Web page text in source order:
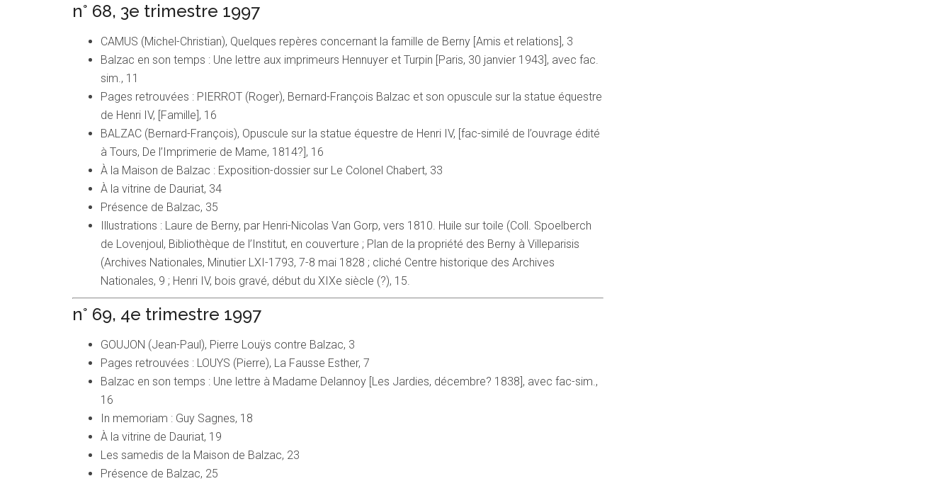
n° 68, 3e trimestre 1997
CAMUS (Michel-Christian), Quelques repères concernant la famille de Berny [Amis et relations], 3
Balzac en son temps : Une lettre aux imprimeurs Hennuyer et Turpin [Paris, 30 janvier 1943], avec fac.
sim., 11
Pages retrouvées : PIERROT (Roger), Bernard-François Balzac et son opuscule sur la statue équestre
de Henri IV, [Famille], 16
BALZAC (Bernard-François), Opuscule sur la statue équestre de Henri IV, [fac-similé de l’ouvrage édité
à Tours, De l’Imprimerie de Mame, 1814?], 16
À la Maison de Balzac : Exposition-dossier sur Le Colonel Chabert, 33
À la vitrine de Dauriat, 34
Présence de Balzac, 35
Illustrations : Laure de Berny, par Henri-Nicolas Van Gorp, vers 1810. Huile sur toile (Coll. Spoelberch
de Lovenjoul, Bibliothèque de l’Institut, en couverture ; Plan de la propriété des Berny à Villeparisis
(Archives Nationales, Minutier LXI-1793, 7-8 mai 1828 ; cliché Centre historique des Archives
Nationales, 9 ; Henri IV, bois gravé, début du XIXe siècle (?), 15.
n° 69, 4e trimestre 1997
GOUJON (Jean-Paul), Pierre Louÿs contre Balzac, 3
Pages retrouvées : LOUYS (Pierre), La Fausse Esther, 7
Balzac en son temps : Une lettre à Madame Delannoy [Les Jardies, décembre? 1838], avec fac-sim.,
16
In memoriam : Guy Sagnes, 18
À la vitrine de Dauriat, 19
Les samedis de la Maison de Balzac, 23
Présence de Balzac, 25